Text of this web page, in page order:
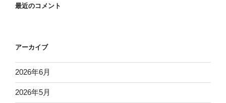
最近のコメント
アーカイブ
2026年6月
2026年5月